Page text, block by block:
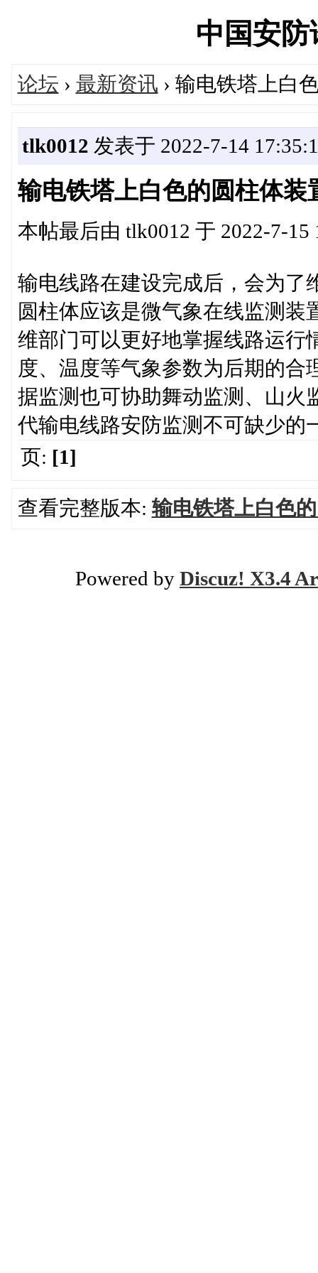
中国安
论坛 › 最新资讯 › 输电铁塔上白
tlk0012 发表于 2022-7-14
输电铁塔上白色的圆柱体装
本帖最后由 tlk0012 于 2022-7-15
输电线路在建设完成后，会为了
圆柱体应该是微气象在线监测装
维部门可以更好地掌握线路运行
度、温度等气象参数为后期的合
据监测也可协助舞动监测、山火
代输电线路安防监测不可缺少的
页: [1]
查看完整版本: 输电铁塔上白色
Powered by Discuz! X3.4